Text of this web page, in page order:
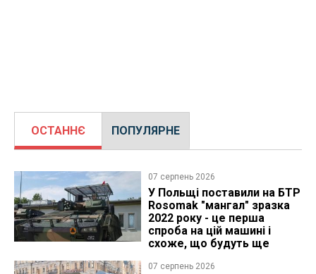
ОСТАННЄ ПОПУЛЯРНЕ
07 серпень 2026
У Польщі поставили на БТР
Rosomak "мангал" зразка
2022 року - це перша
спроба на цій машині і
схоже, що будуть ще
07 серпень 2026